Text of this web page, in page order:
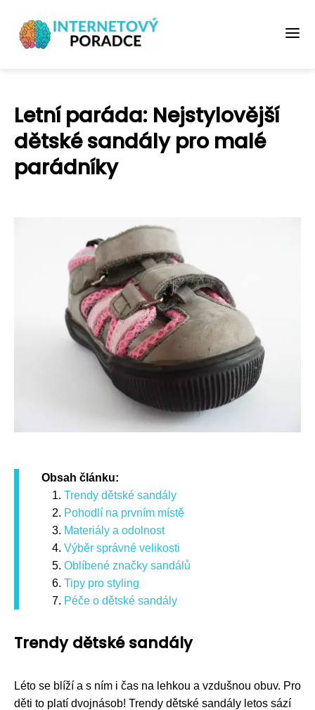
Letní paráda: Nejstylovější
dětské sandály pro malé
parádníky
Obsah článku:
Trendy dětské sandály
Pohodlí na prvním místě
Materiály a odolnost
Výběr správné velikosti
Oblíbené značky sandálů
Tipy pro styling
Péče o dětské sandály
Trendy dětské sandály
Léto se blíží a s ním i čas na lehkou a vzdušnou obuv. Pro
děti to platí dvojnásob! Trendy dětské sandály letos sází